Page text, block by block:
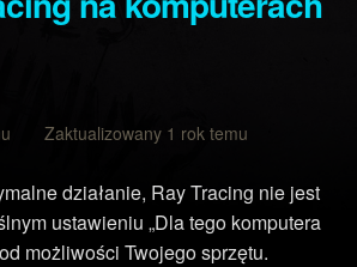
Zaktualizowany 1 rok temu
działanie, Ray Tracing nie jest
ustawieniu „Dla tego komputera
możliwości Twojego sprzętu.